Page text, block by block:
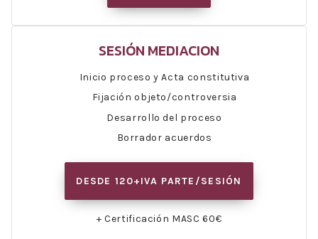
SESIÓN MEDIACION
Inicio proceso y Acta constitutiva
Fijación objeto/controversia
Desarrollo del proceso
Borrador acuerdos
DESDE 120+IVA PARTE/SESIÓN
+ Certificación MASC 60€